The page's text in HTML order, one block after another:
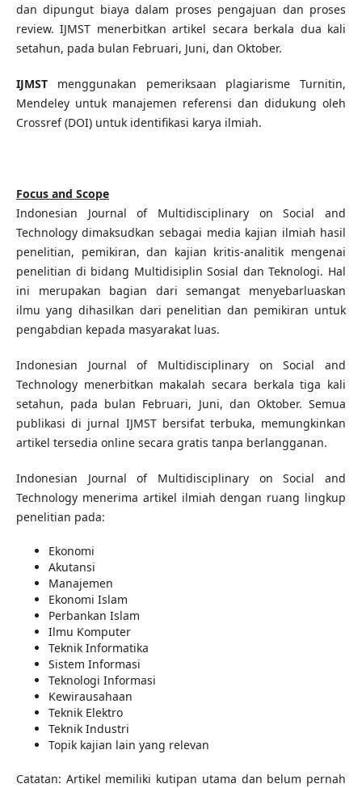
dan dipungut biaya dalam proses pengajuan dan proses
review. IJMST menerbitkan artikel secara berkala dua kali
setahun, pada bulan Februari, Juni, dan Oktober.
IJMSTmenggunakan pemeriksaan plagiarisme Turnitin,
Mendeley untuk manajemen referensi dan didukung oleh
Crossref (DOI) untuk identifikasi karya ilmiah.
Focus and Scope
Indonesian Journal of Multidisciplinary on Social and
Technology dimaksudkan sebagai media kajian ilmiah hasil
penelitian, pemikiran, dan kajian kritis-analitik mengenai
penelitian di bidang Multidisiplin Sosial dan Teknologi. Hal
ini merupakan bagian dari semangat menyebarluaskan
ilmu yang dihasilkan dari penelitian dan pemikiran untuk
pengabdian kepada masyarakat luas.
Indonesian Journal of Multidisciplinary on Social and
Technology menerbitkan makalah secara berkala tiga kali
setahun, pada bulan Februari, Juni, dan Oktober. Semua
publikasi di jurnal IJMST bersifat terbuka, memungkinkan
artikel tersedia online secara gratis tanpa berlangganan.
Indonesian Journal of Multidisciplinary on Social and
Technology menerima artikel ilmiah dengan ruang lingkup
penelitian pada:
Ekonomi
Akutansi
Manajemen
Ekonomi Islam
Perbankan Islam
Ilmu Komputer
Teknik Informatika
Sistem Informasi
Teknologi Informasi
Kewirausahaan
Teknik Elektro
Teknik Industri
Topik kajian lain yang relevan
Catatan: Artikel memiliki kutipan utama dan belum pernah